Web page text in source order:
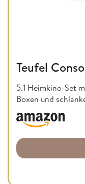
Teufel
5.1 Heimkino-Set
Boxen und